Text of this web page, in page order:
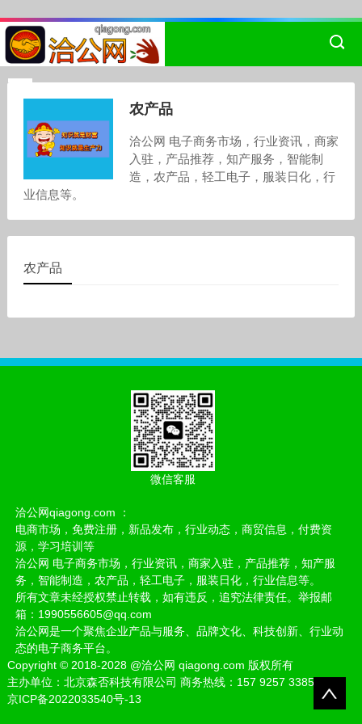
农产品
洽公网 电子商务市场，行业资讯，商家
入驻，产品推荐，知产服务，智能制
造，农产品，轻工电子，服装日化，行
业信息等。
农产品
微信客服
洽公网qiagong.com ：
电商市场，免费注册，新品发布，行业动态，商贸信息，付费资
源，学习培训等
洽公网 电子商务市场，行业资讯，商家入驻，产品推荐，知产服
务，智能制造，农产品，轻工电子，服装日化，行业信息等。
所有文章未经授权禁止转载，如有违反，追究法律责任。举报邮
箱：1990556605@qq.com
洽公网是一个聚焦企业产品与服务、品牌文化、科技创新、行业动
态的电子商务平台。
Copyright ©2018-2028 @洽公网 qiagong.com 版权所有
主办单位：北京森否科技有限公司 商务热线：157 9257 3385
京ICP备2022033540号-13